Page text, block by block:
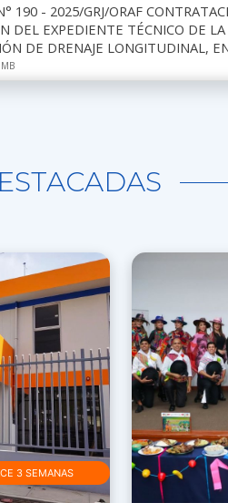
190 - 2025/GRJ/ORAF
DEL EXPEDIENTE TÉCNICO DE
DE DRENAJE LONGITUDINAL,
3 SEMANAS